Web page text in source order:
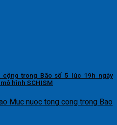
trong Bão số 5 lúc 19h ngày
hình SCHISM
Muc nuoc tong cong trong Bao